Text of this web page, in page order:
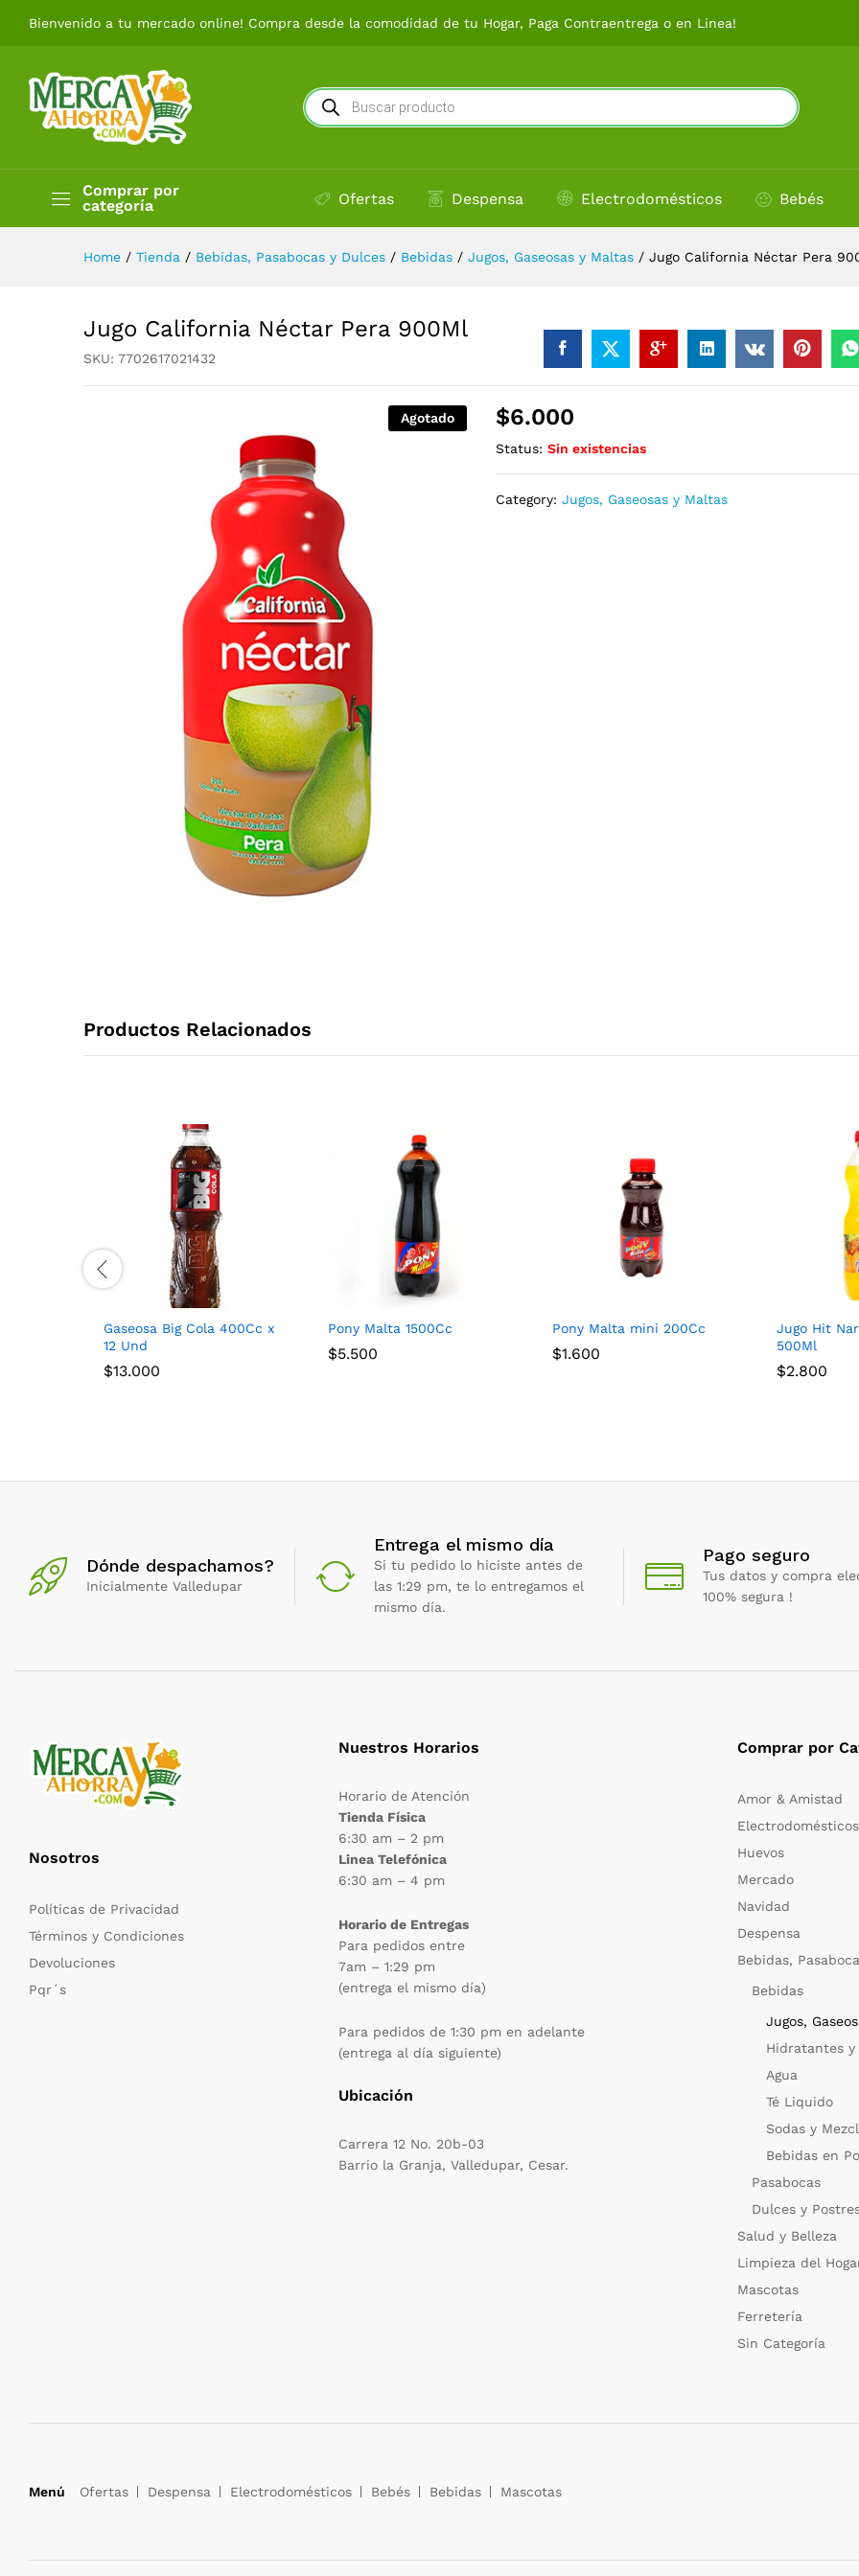
Bienvenido a tu mercado online! Compra desde la comodidad de tu Hogar, Paga Contraentrega o en Linea!
Búsqueda
de
productos
Comprar por
categoría
Bebidas, Pasabocas y
Ofertas Despensa Electrodomésticos Bebés
Home / Tienda / Bebidas, Pasabocas y Dulces / Bebidas / Jugos, Gaseosas y Maltas / Jugo California Néctar Pera
Jugo California Néctar Pera 900Ml
SKU: 7702617021432
Agotado $6.000
Status: Sin existencias
Category:Jugos, Gaseosas y Maltas
Productos Relacionados
Gaseosa Big Cola 400Cc x
12 Und
$13.000
Pony Malta 1500Cc
$5.500
Pony Malta mini 200Cc
$1.600
Jugo Hit
500Ml
$2.800
Dónde despachamos?
Inicialmente Valledupar
Entrega el mismo día
Si tu pedido lo hiciste antes de
las 1:29 pm, te lo entregamos el
mismo día.
Pago seguro
Tus datos y compra
100% segura !
Nosotros
Políticas de Privacidad
Términos y Condiciones
Devoluciones
Pqr´s
Nuestros Horarios
Horario de Atención
Tienda Física
6:30 am – 2 pm
Linea Telefónica
6:30 am – 4 pm
Horario de Entregas
Para pedidos entre
7am – 1:29 pm
(entrega el mismo día)
Para pedidos de 1:30 pm en adelante
(entrega al día siguiente)
Ubicación
Carrera 12 No. 20b-03
Barrio la Granja, Valledupar, Cesar.
Comprar por
Amor & Amistad
Electrodomésticos
Huevos
Mercado
Navidad
Despensa
Bebidas,
Bebidas
Jugos,
Hidratantes y
Agua
Té Liquido
Sodas y
Bebidas en
Pasabocas
Dulces y
Salud y Belleza
Limpieza del
Mascotas
Ferretería
Sin Categoría
Menú Ofertas Despensa Electrodomésticos Bebés Bebidas Mascotas
Jugo California Néctar Pera 900Ml